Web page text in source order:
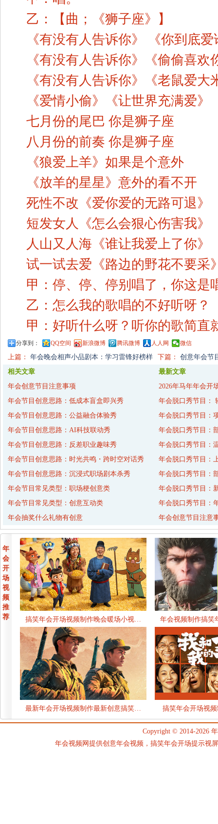
乙：【曲；《狮子座》】
《有没有人告诉你》 《你到底爱
《有没有人告诉你》《偷偷喜欢
《有没有人告诉你》《老鼠爱大
《爱情小偷》《让世界充满爱》
七月份的尾巴 你是狮子座
八月份的前奏 你是狮子座
《狼爱上羊》如果是个意外
《放羊的星星》意外的看不开
死性不改《爱你爱的无路可退》
短发女人《怎么会狠心伤害我》
人山又人海《谁让我爱上了你》
试一试去爱《路边的野花不要采
甲：停、停、停别唱了，你这是
乙：怎么我的歌唱的不好听呀？
甲：好听什么呀？听你的歌简直
分享到： QQ空间 新浪微博 腾讯微博 人人网 微信
上篇： 年会晚会相声小品剧本：学习雷锋好榜样 下篇： 创意年会节
相关文章
最新文章
年会创意节目注意事项
年会节目创意思路：低成本盲盒即兴秀
年会节目创意思路：公益融合体验秀
年会节目创意思路：AI科技联动秀
年会节目创意思路：反差职业趣味秀
年会节目创意思路：时光共鸣・跨时空对话秀
年会节目创意思路：沉浸式职场剧本杀秀
年会节目常见类型：职场梗创意类
年会节目常见类型：创意互动类
年会抽奖什么礼物有创意
2026年马年年会开
年会脱口秀节目：
年会脱口秀节目：
年会脱口秀节目：
年会脱口秀节目：
年会脱口秀节目：
年会脱口秀节目：
年会脱口秀节目：
年会脱口秀节目：
年会创意节目注意
年
会
开
场
视
频
推
荐
搞笑年会开场视频制作晚会暖场小视… 年会视频制作搞
最新年会开场视频制作最新创意搞笑… 搞笑年会开场视
Copyright © 2014-2026
年会视频网提供创意年会视频，搞笑年会开场提示视